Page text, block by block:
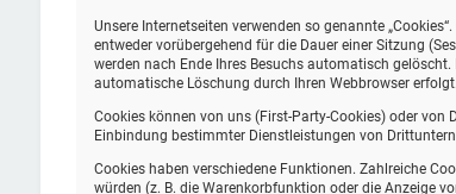
Unsere Internetseiten verwenden so genannte
entweder vorübergehend für die Dauer einer Sitzung
werden nach Ende Ihres Besuchs automatisch
automatische Löschung durch Ihren Webbrowser erfolgt.
Cookies können von uns (First-Party-Cookies) oder
Einbindung bestimmter Dienstleistungen von
Cookies haben verschiedene Funktionen. Zahlreiche
würden (z. B. die Warenkorbfunktion oder die Anzeige